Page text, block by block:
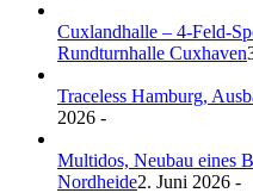
Cuxlandhalle – 4-Feld-
Rundturnhalle Cuxhaven
Traceless Hamburg,
2026 -
Multidos, Neubau eines
Nordheide2. Juni 2026 -